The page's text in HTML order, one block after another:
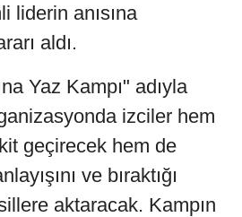
liderin anısına
aldı.
Yaz Kampı" adıyla
izciler hem
geçirecek hem de
ve bıraktığı
aktaracak. Kampın